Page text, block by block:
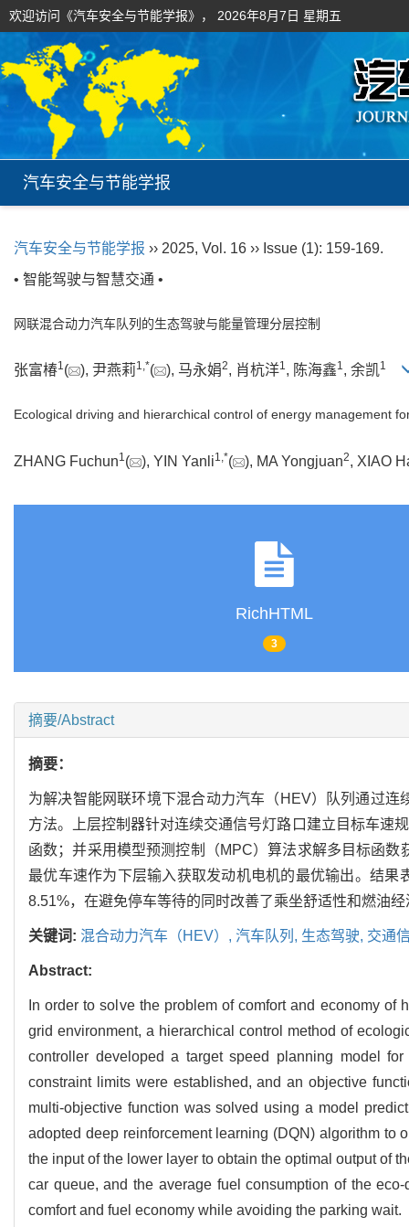
欢迎访问《汽车安全与节能学报》， 2026年8月7日 星期五
汽车安全与节能学报
汽车安全与节能学报 ›› 2025, Vol. 16 ›› Issue (1): 159-169.
• 智能驾驶与智慧交通 •
网联混合动力汽车队列的生态驾驶与能量管理分层控制
张富椿1( ), 尹燕莉1,*( ), 马永娟2, 肖杭洋1, 陈海鑫1, 余凯1
Ecological driving and hierarchical control of energy management
ZHANG Fuchun1 ( ), YIN Yanli1 *( ), MA Yongjuan2, XIAO
RichHTML
3
摘要/Abstract
摘要：
为解决智能网联环境下混合动力汽车（HEV）队列通过
方法。上层控制器针对连续交通信号灯路口建立目标车速
函数；并采用模型预测控制（MPC）算法求解多目标函
最优车速作为下层输入获取发动机电机的最优输出。结
8.51%，在避免停车等待的同时改善了乘坐舒适性和燃油经
关键词: 混合动力汽车（HEV）, 汽车队列, 生态驾驶, 交通
Abstract:
In order to solve the problem of comfort and economy
grid environment, a hierarchical control method of
controller developed a target speed planning model
constraint limits were established, and an objective
multi-objective function was solved using a model
adopted deep reinforcement learning (DQN) algorithm to
the input of the lower layer to obtain the optimal output of
car queue, and the average fuel consumption of the
comfort and fuel economy while avoiding the parking wait.